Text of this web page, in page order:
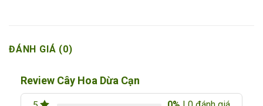
ĐÁNH GIÁ (0)
Review Cây Hoa Dừa Cạn